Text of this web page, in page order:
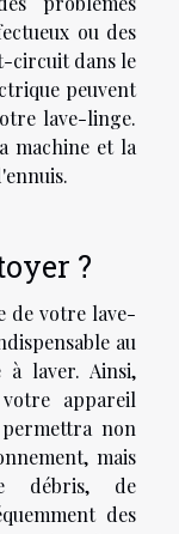
ou des
circuit dans le
peuvent
lave-linge.
machine et la
?
de votre lave-
au
à laver. Ainsi,
appareil
non
mais
débris, de
des